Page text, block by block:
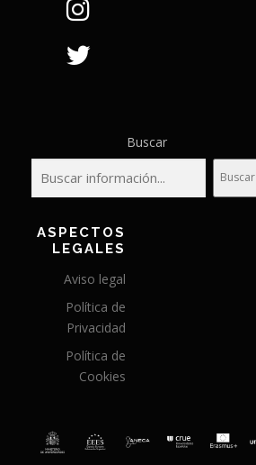
Buscar
Buscar
ASPECTOS
LEGALES
Aviso legal
Política de
Privacidad
Política de
Cookies